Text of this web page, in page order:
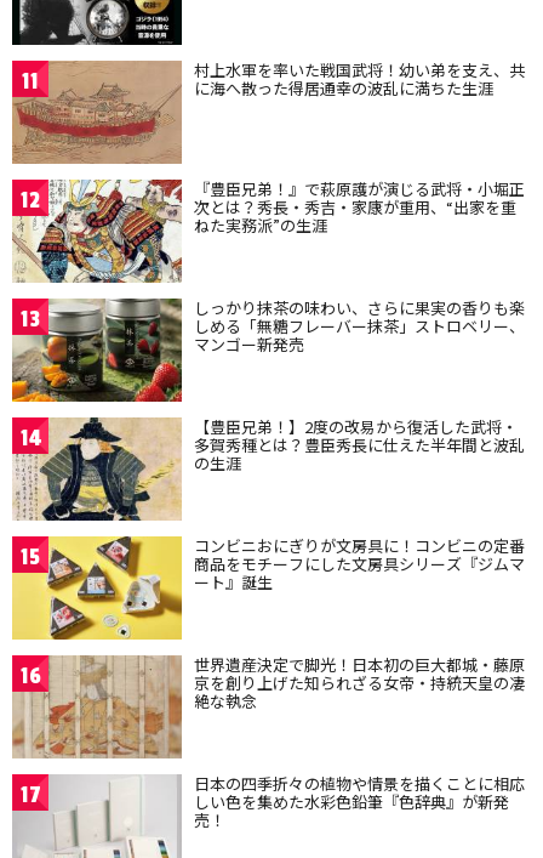
11 村上水軍を率いた戦国武将！幼い弟を支え、共
に海へ散った得居通幸の波乱に満ちた生涯
12 『豊臣兄弟！』で萩原護が演じる武将・小堀正
次とは？秀長・秀吉・家康が重用、“出家を重
ねた実務派”の生涯
13 しっかり抹茶の味わい、さらに果実の香りも楽
しめる「無糖フレーバー抹茶」ストロベリー、
マンゴー新発売
14 【豊臣兄弟！】2度の改易から復活した武将・
多賀秀種とは？豊臣秀長に仕えた半年間と波乱
の生涯
15 コンビニおにぎりが文房具に！コンビニの定番
商品をモチーフにした文房具シリーズ『ジムマ
ート』誕生
16 世界遺産決定で脚光！日本初の巨大都城・藤原
京を創り上げた知られざる女帝・持統天皇の凄
絶な執念
17 日本の四季折々の植物や情景を描くことに相応
しい色を集めた水彩色鉛筆『色辞典』が新発
売！